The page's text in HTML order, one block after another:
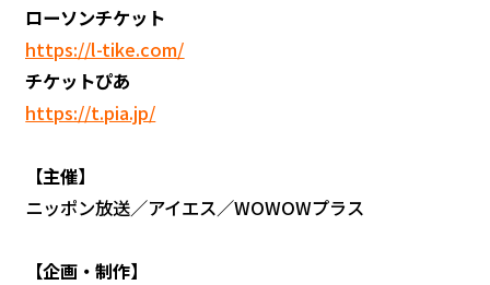
ローソンチケット
https://l-tike.com/
チケットぴあ
https://t.pia.jp/
【主催】
ニッポン放送／アイエス／WOWOWプラス
【企画・制作】